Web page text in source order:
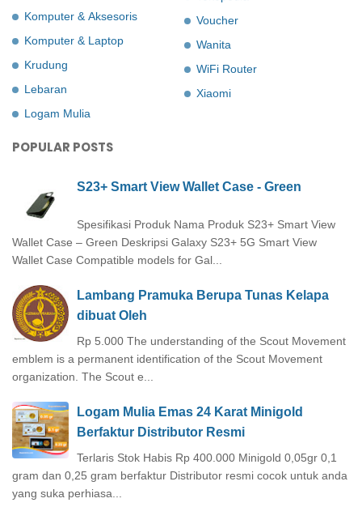
Komputer & Aksesoris
Komputer & Laptop
Krudung
Lebaran
Logam Mulia
Voucher
Wanita
WiFi Router
Xiaomi
POPULAR POSTS
S23+ Smart View Wallet Case - Green
Spesifikasi Produk Nama Produk S23+ Smart View
Wallet Case – Green Deskripsi Galaxy S23+ 5G Smart View
Wallet Case Compatible models for Gal...
Lambang Pramuka Berupa Tunas Kelapa
dibuat Oleh
Rp 5.000 The understanding of the Scout Movement
emblem is a permanent identification of the Scout Movement
organization. The Scout e...
Logam Mulia Emas 24 Karat Minigold
Berfaktur Distributor Resmi
Terlaris Stok Habis Rp 400.000 Minigold 0,05gr 0,1
gram dan 0,25 gram berfaktur Distributor resmi cocok untuk anda
yang suka perhiasa...